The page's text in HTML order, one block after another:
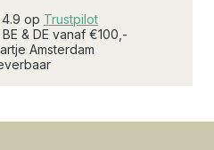
op Trustpilot
& DE vanaf €100,-
Amsterdam